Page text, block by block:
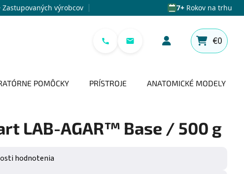
Zastupovaných výrobcov 7+Rokov na trhu
NÁKUPNÝ
€0
POMÔCKY PRÍSTROJE ANATOMICKÉ MODELY
LAB-AGAR™ Base / 500 g
je 0,0 z 5 hviezdičiek.
hodnotenia